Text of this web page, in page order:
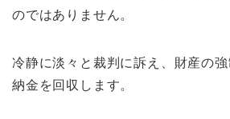
のではありません。
冷静に淡々と裁判に訴え、財産の
納金を回収します。